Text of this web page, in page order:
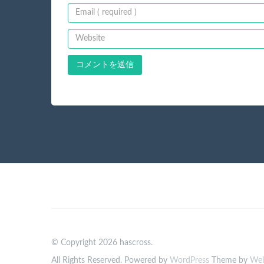
© Copyright 2026 hascross.
All Rights Reserved. Powered by WordPress Theme by